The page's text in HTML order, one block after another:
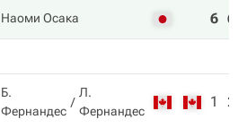
Наоми Осака 6 6
Б.
Фернандес
Л.
Фернандес
1 2